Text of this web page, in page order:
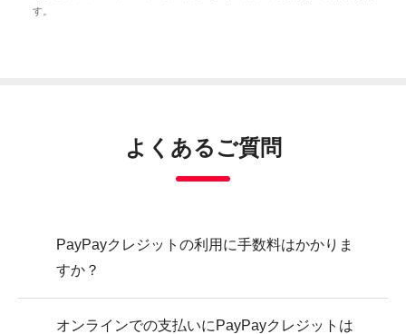
す。
よくあるご質問
PayPayクレジットの利用に手数料はかかりま
すか？
オンラインでの支払いにPayPayクレジットは